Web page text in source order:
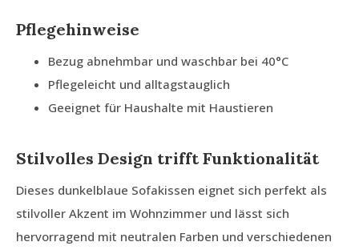
Pflegehinweise
Bezug abnehmbar und waschbar bei 40°C
Pflegeleicht und alltagstauglich
Geeignet für Haushalte mit Haustieren
Stilvolles Design trifft Funktionalität
Dieses dunkelblaue Sofakissen eignet sich perfekt als
stilvoller Akzent im Wohnzimmer und lässt sich
hervorragend mit neutralen Farben und verschiedenen